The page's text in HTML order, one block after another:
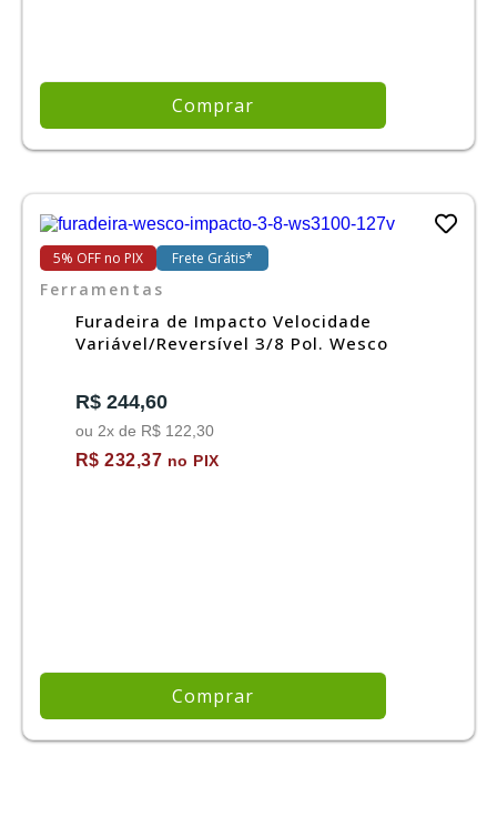
Comprar
5% OFF no PIX Frete Grátis*
Ferramentas
Furadeira de Impacto Velocidade
Variável/Reversível 3/8 Pol. Wesco
R$ 244,60
ou 2x de R$ 122,30
R$ 232,37 no PIX
Comprar